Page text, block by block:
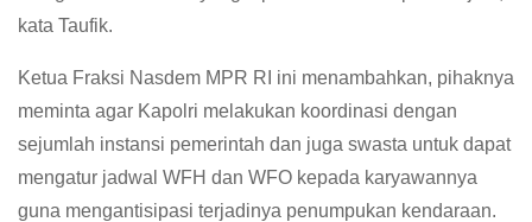
kata Taufik.
Ketua Fraksi Nasdem MPR RI ini menambahkan, pihaknya
meminta agar Kapolri melakukan koordinasi dengan
sejumlah instansi pemerintah dan juga swasta untuk dapat
mengatur jadwal WFH dan WFO kepada karyawannya
guna mengantisipasi terjadinya penumpukan kendaraan.